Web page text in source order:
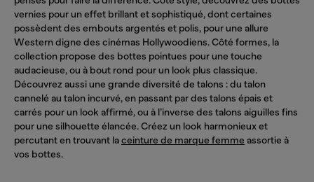
vernies pour un effet brillant et sophistiqué, dont certaines
possèdent des embouts argentés et polis, pour une allure
Western digne des cinémas Hollywoodiens. Côté formes, la
collection propose des bottes pointues pour une touche
audacieuse, ou à bout rond pour un look plus classique.
Découvrez aussi une grande diversité de talons : du talon
cannelé au talon incurvé, en passant par des talons épais et
carrés pour un look affirmé, ou à l’inverse des talons aiguilles fins
pour une silhouette élancée. Créez un look harmonieux et
percutant en trouvant laceinture de marque femme assortie à
vos bottes.